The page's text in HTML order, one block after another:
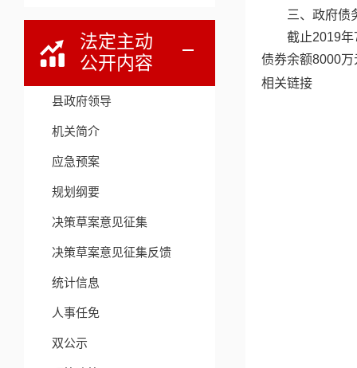
法定主动
公开内容
县政府领导
机关简介
应急预案
规划纲要
决策草案意见征集
决策草案意见征集反馈
统计信息
人事任免
双公示
三、政府债
截止2019
债券余额8000万
相关链接